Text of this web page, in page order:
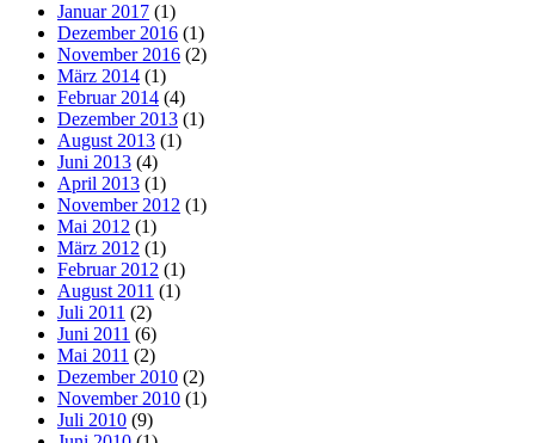
Januar 2017 (1)
Dezember 2016 (1)
November 2016 (2)
März 2014 (1)
Februar 2014 (4)
Dezember 2013 (1)
August 2013 (1)
Juni 2013 (4)
April 2013 (1)
November 2012 (1)
Mai 2012 (1)
März 2012 (1)
Februar 2012 (1)
August 2011 (1)
Juli 2011 (2)
Juni 2011 (6)
Mai 2011 (2)
Dezember 2010 (2)
November 2010 (1)
Juli 2010 (9)